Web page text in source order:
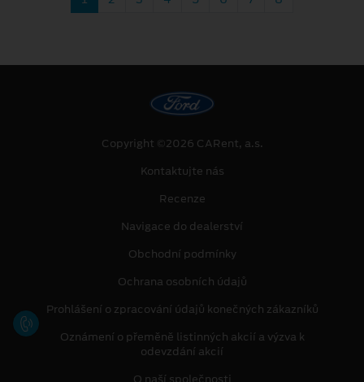
Copyright ©2026 CARent, a.s.
Kontaktujte nás
Recenze
Navigace do dealerství
Obchodní podmínky
Ochrana osobních údajů
Prohlášení o zpracování údajů konečných zákazníků
Oznámení o přeměně listinných akcií a výzva k
odevzdání akcií